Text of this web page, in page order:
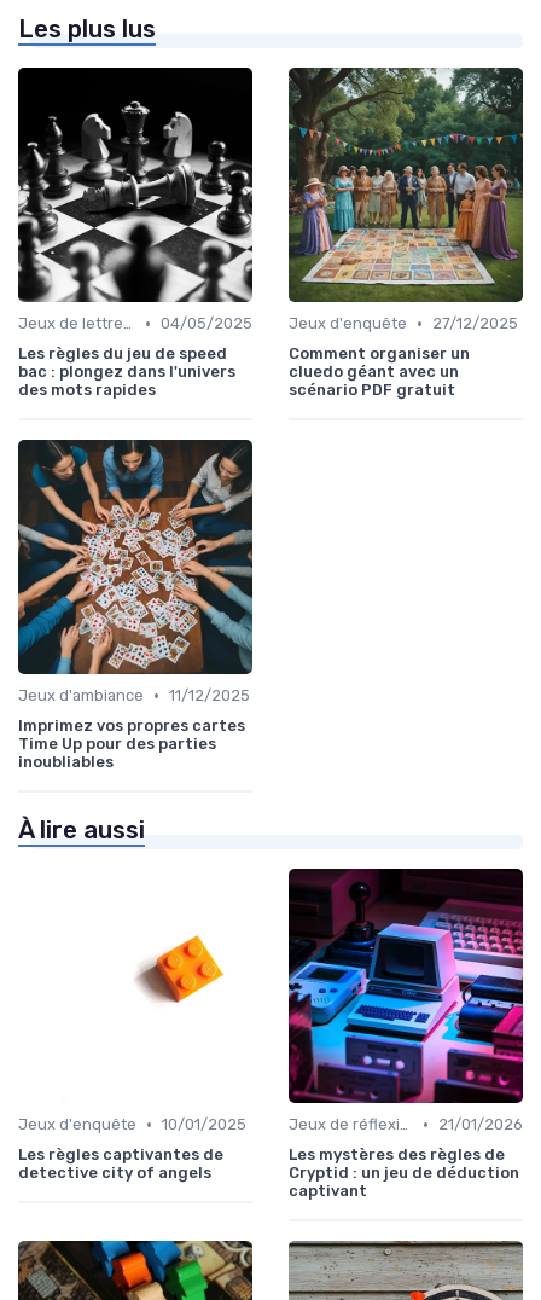
Les plus lus
Jeux de lettres et de mots • 04/05/2025
Les règles du jeu de speed
bac : plongez dans l'univers
des mots rapides
Jeux d'enquête •
27/12/2025
Comment organiser un
cluedo géant avec un
scénario PDF gratuit
Jeux d'ambiance • 11/12/2025
Imprimez vos propres cartes
Time Up pour des parties
inoubliables
À lire aussi
Jeux d'enquête • 10/01/2025
Les règles captivantes de
detective city of angels
Jeux de réflexion et logique •
21/01/2026
Les mystères des règles de
Cryptid : un jeu de déduction
captivant